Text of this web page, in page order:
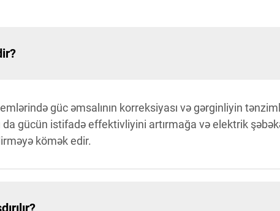
güc əmsalının korreksiyası və gərginliyin
da gücün istifadə effektivliyini artırmağa və elektrik
kömək edir.